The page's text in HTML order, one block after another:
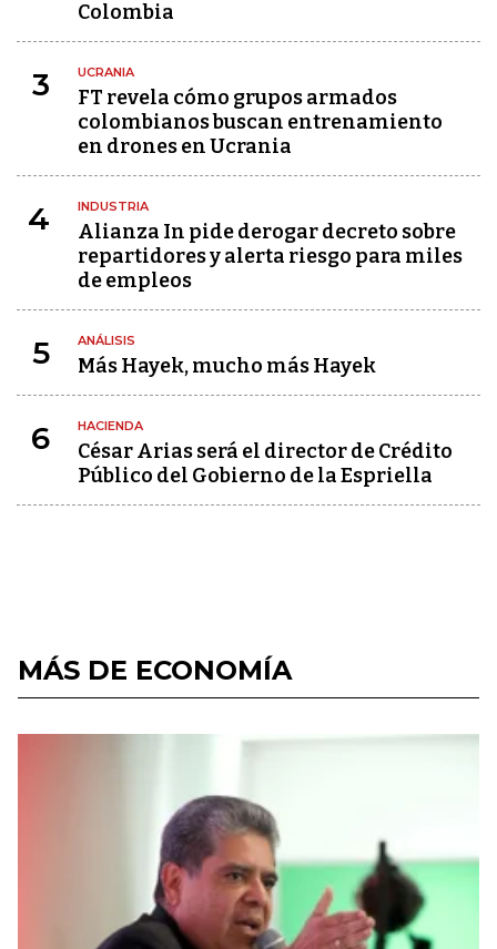
Colombia
3 UCRANIA
FT revela cómo grupos armados
colombianos buscan entrenamiento
en drones en Ucrania
4 INDUSTRIA
Alianza In pide derogar decreto sobre
repartidores y alerta riesgo para miles
de empleos
5 ANÁLISIS
Más Hayek, mucho más Hayek
6 HACIENDA
César Arias será el director de Crédito
Público del Gobierno de la Espriella
MÁS DE ECONOMÍA